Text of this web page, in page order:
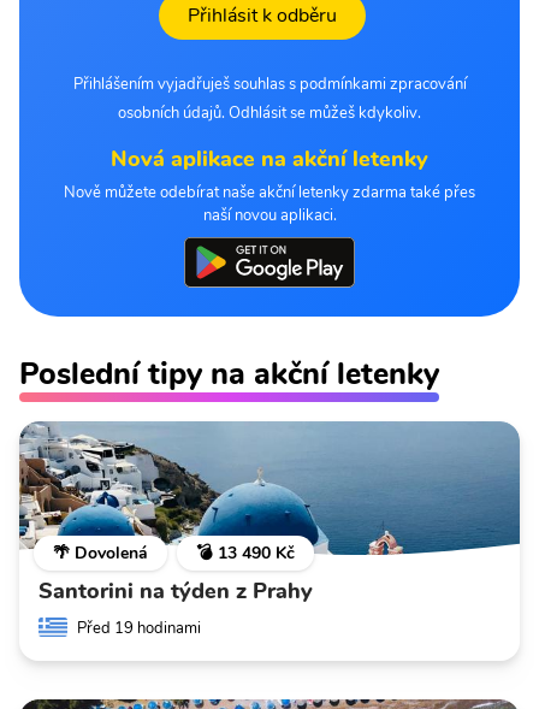
Přihlásit k odběru
Přihlášením vyjadřuješ souhlas s podmínkami zpracování
osobních údajů. Odhlásit se můžeš kdykoliv.
Nová aplikace na akční letenky
Nově můžete odebírat naše akční letenky zdarma také přes
naší novou aplikaci.
Poslední tipy na akční letenky
🌴 Dovolená 💣 13 490 Kč
Santorini na týden z Prahy
Před 19 hodinami